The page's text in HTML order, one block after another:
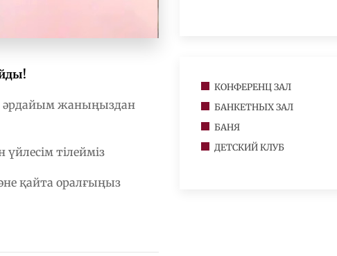
әрдайым жаныңыздан
тілейміз
қайта оралғыңыз
КОНФЕРЕНЦ ЗАЛ
БАНКЕТНЫХ ЗАЛ
БАНЯ
ДЕТСКИЙ КЛУБ